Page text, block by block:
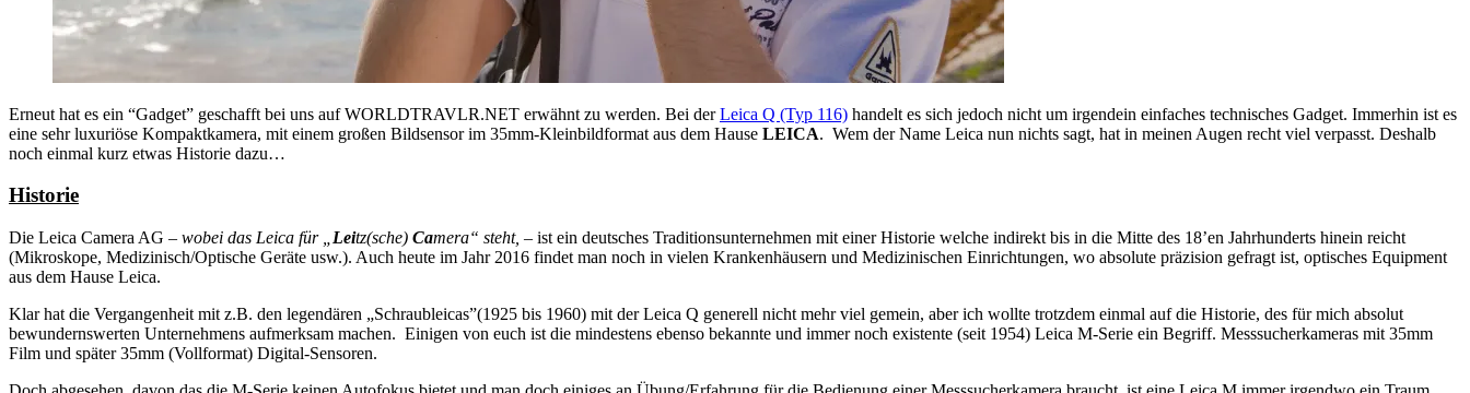
Erneut hat es ein “Gadget” geschafft bei uns auf WORLDTRAVLR.NET erwähnt zu werden. Bei derLeica Q (Typ 116) handelt es sich jedoch nicht um irgendein einfaches technisches Gadget. Immerhin ist es
eine sehr luxuriöse Kompaktkamera, mit einem großen Bildsensor im 35mm-Kleinbildformat aus dem Hause LEICA. Wem der Name Leica nun nichts sagt, hat in meinen Augen recht viel verpasst. Deshalb
noch einmal kurz etwas Historie dazu…
Historie
Die Leica Camera AG – wobei das Leica für „ Leitz(sche) Camera“ steht, – ist ein deutsches Traditionsunternehmen mit einer Historie welche indirekt bis in die Mitte des 18’en Jahrhunderts hinein reicht
(Mikroskope, Medizinisch/Optische Geräte usw.). Auch heute im Jahr 2016 findet man noch in vielen Krankenhäusern und Medizinischen Einrichtungen, wo absolute präzision gefragt ist, optisches Equipment
aus dem Hause Leica.
Klar hat die Vergangenheit mit z.B. den legendären „Schraubleicas”(1925 bis 1960) mit der Leica Q generell nicht mehr viel gemein, aber ich wollte trotzdem einmal auf die Historie, des für mich absolut
bewundernswerten Unternehmens aufmerksam machen. Einigen von euch ist die mindestens ebenso bekannte und immer noch existente (seit 1954) Leica M-Serie ein Begriff. Messsucherkameras mit 35mm
Film und später 35mm (Vollformat) Digital-Sensoren.